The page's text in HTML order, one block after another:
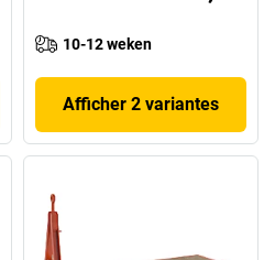
10-12 weken
Afficher 2 variantes